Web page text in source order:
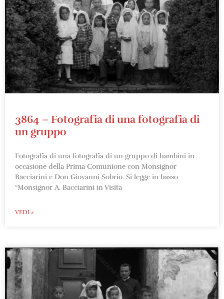
3864 – Fotografia di una fotografia di
un gruppo
Fotografia di una fotografia di un gruppo di bambini in
occasione della Prima Comunione con Monsignor
Bacciarini e Don Giovanni Sobrio. Si legge in basso
“Monsignor A. Bacciarini in Visita
VEDI »